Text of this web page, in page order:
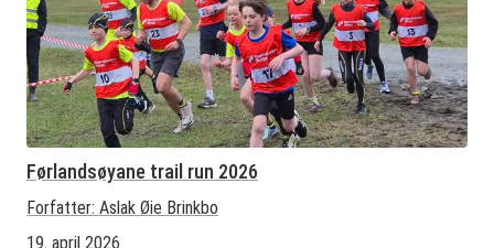
Førlandsøyane trail run 2026
Forfatter: Aslak Øie Brinkbo
19. april 2026